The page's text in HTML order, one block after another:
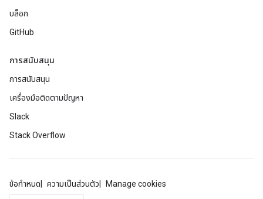
บล็อก
GitHub
การสนับสนุน
การสนับสนุน
เครื่องมือติดตามปัญหา
Slack
Stack Overflow
ข้อกำหนด ความเป็นส่วนตัว Manage cookies